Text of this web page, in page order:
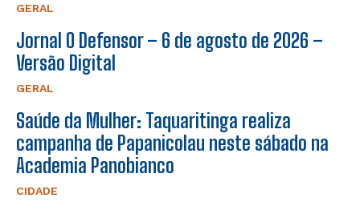
GERAL
Jornal O Defensor – 6 de agosto de 2026 –
Versão Digital
GERAL
Saúde da Mulher: Taquaritinga realiza
campanha de Papanicolau neste sábado na
Academia Panobianco
CIDADE